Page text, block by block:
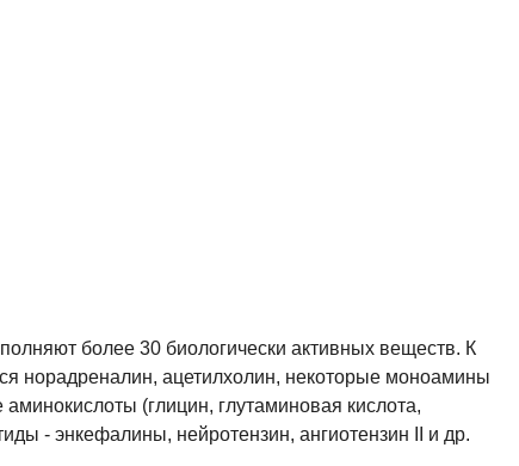
более 30 биологически активных веществ. К
норадреналин, ацетилхолин, некоторые моноамины
(глицин, глутаминовая кислота,
- энкефалины, нейротензин, ангиотензин II и др.